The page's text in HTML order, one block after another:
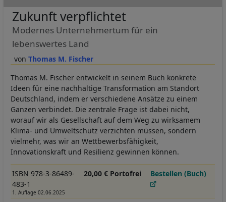
Thomas M. Fischer
Zukunft verpflichtet
Modernes Unternehmertum für ein
lebenswertes Land
Thomas M. Fischer entwickelt in seinem Buch konkrete
Ideen für eine nachhaltige Transformation am Standort
Deutschland, indem er verschiedene Ansätze zu einem
Ganzen verbindet. Die zentrale Frage ist dabei nicht,
worauf wir als Gesellschaft auf dem Weg zu wirksamem
Klima- und Umweltschutz verzichten müssen, sondern
vielmehr, was wir an Wettbewerbsfähigkeit,
Innovationskraft und Resilienz gewinnen können.
ISBN 978-3-86489-
483-1
1. Auflage 02.06.2025
20,00 € Portofrei Bestellen (Buch)